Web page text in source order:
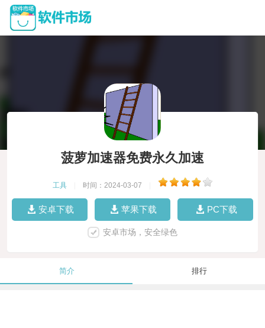
菠萝加速器免费永久加速
工具 时间：2024-03-07
安卓下载 苹果下载 PC下载
安卓市场，安全绿色
简介 排行